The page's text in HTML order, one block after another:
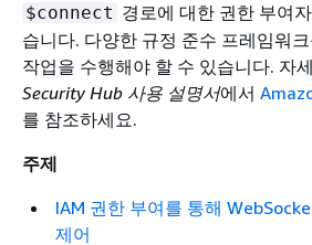
$connect 경로에 대한 권한 부여
습니다. 다양한 규정 준수 프레임워
작업을 수행해야 할 수 있습니다. 자
Security Hub 사용 설명서에서
를 참조하세요.
주제
IAM 권한 부여를 통해
제어